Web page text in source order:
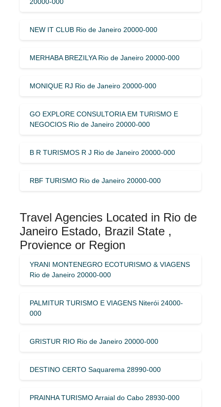
NEW IT CLUB Rio de Janeiro 20000-000
MERHABA BREZILYA Rio de Janeiro 20000-000
MONIQUE RJ Rio de Janeiro 20000-000
GO EXPLORE CONSULTORIA EM TURISMO E
NEGOCIOS Rio de Janeiro 20000-000
B R TURISMOS R J Rio de Janeiro 20000-000
RBF TURISMO Rio de Janeiro 20000-000
Travel Agencies Located in Rio de
Janeiro Estado, Brazil State ,
Provience or Region
YRANI MONTENEGRO ECOTURISMO & VIAGENS
Rio de Janeiro 20000-000
PALMITUR TURISMO E VIAGENS Niterói 24000-
000
GRISTUR RIO Rio de Janeiro 20000-000
DESTINO CERTO Saquarema 28990-000
PRAINHA TURISMO Arraial do Cabo 28930-000